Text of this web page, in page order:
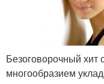
Безоговорочный хит
многообразием